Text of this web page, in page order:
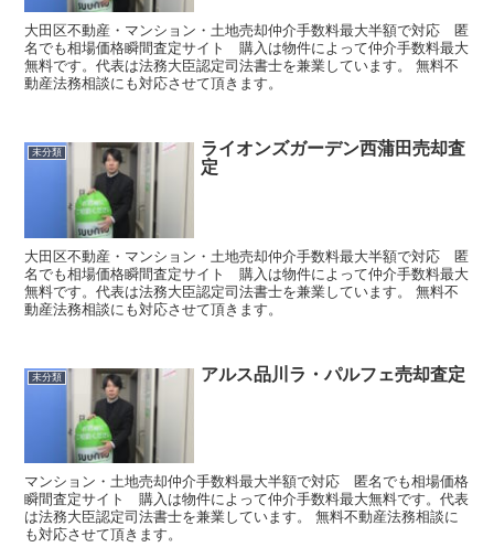
大田区不動産・マンション・土地売却仲介手数料最大半額で対応 匿
名でも相場価格瞬間査定サイト 購入は物件によって仲介手数料最大
無料です。代表は法務大臣認定司法書士を兼業しています。 無料不
動産法務相談にも対応させて頂きます。
未分類
ライオンズガーデン西蒲田売却査
定
大田区不動産・マンション・土地売却仲介手数料最大半額で対応 匿
名でも相場価格瞬間査定サイト 購入は物件によって仲介手数料最大
無料です。代表は法務大臣認定司法書士を兼業しています。 無料不
動産法務相談にも対応させて頂きます。
未分類 アルス品川ラ・パルフェ売却査定
マンション・土地売却仲介手数料最大半額で対応 匿名でも相場価格
瞬間査定サイト 購入は物件によって仲介手数料最大無料です。代表
は法務大臣認定司法書士を兼業しています。 無料不動産法務相談に
も対応させて頂きます。